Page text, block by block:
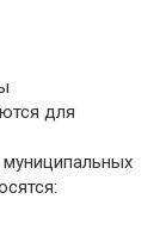
для
муниципальных